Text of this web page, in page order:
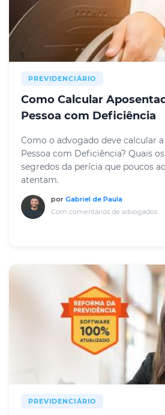
PREVIDENCIÁRIO
Como Calcular
Pessoa com Deficiência
Como o advogado deve calcular
Pessoa com Deficiência? Quais
segredos da perícia que poucos
atentam.
por Gabriel de Paula
Com comentários de advogados
PREVIDENCIÁRIO